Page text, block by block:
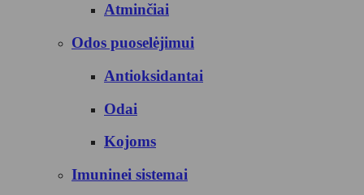
Atminčiai
Odos puoselėjimui
Antioksidantai
Odai
Kojoms
Imuninei sistemai